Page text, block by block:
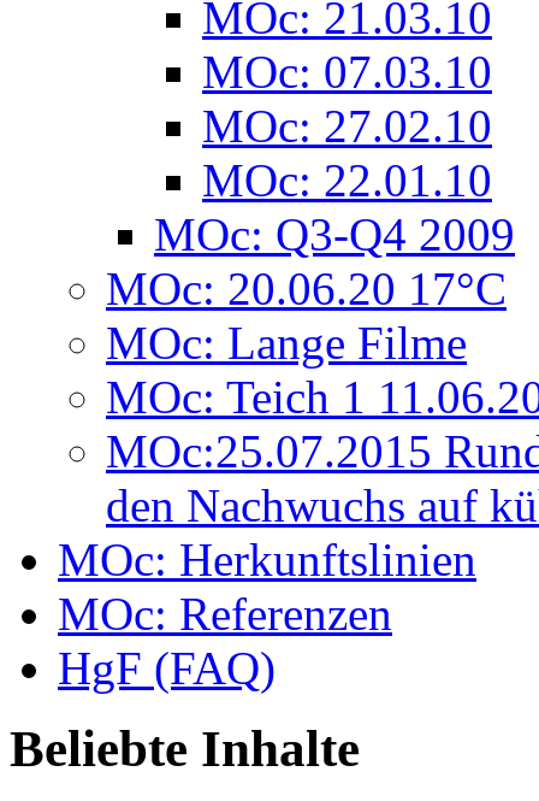
MOc: 21.03.10
MOc: 07.03.10
MOc: 27.02.10
MOc: 22.01.10
MOc: Q3-Q4 2009
MOc: 20.06.20 17°C
MOc: Lange Filme
MOc: Teich 1
MOc:25.07.2015
den Nachwuchs auf
MOc: Herkunftslinien
MOc: Referenzen
HgF (FAQ)
Beliebte Inhalte